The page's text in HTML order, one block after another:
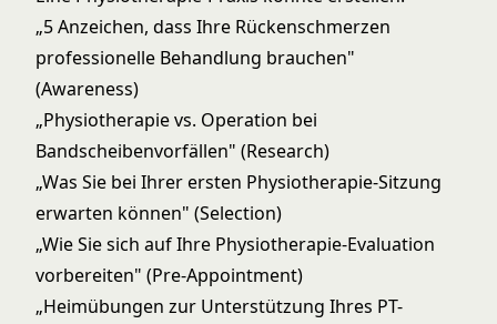
„5 Anzeichen, dass Ihre Rückenschmerzen
professionelle Behandlung brauchen"
(Awareness)
„Physiotherapie vs. Operation bei
Bandscheibenvorfällen" (Research)
„Was Sie bei Ihrer ersten Physiotherapie-Sitzung
erwarten können" (Selection)
„Wie Sie sich auf Ihre Physiotherapie-Evaluation
vorbereiten" (Pre-Appointment)
„Heimübungen zur Unterstützung Ihres PT-